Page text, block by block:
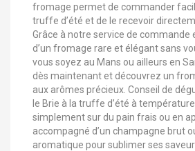
fromage permet de commander
truffe d’été et de le recevoir
Grâce à notre service de commande
d’un fromage rare et élégant sans
vous soyez au Mans ou ailleurs en
dès maintenant et découvrez un
aux arômes précieux. Conseil de
le Brie à la truffe d’été à
simplement sur du pain frais ou en
accompagné d’un champagne brut
aromatique pour sublimer ses